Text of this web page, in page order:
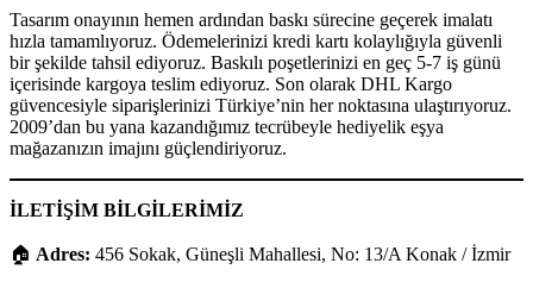
Tasarım onayının hemen ardından baskı sürecine geçerek imalatı
hızla tamamlıyoruz. Ödemelerinizi kredi kartı kolaylığıyla güvenli
bir şekilde tahsil ediyoruz. Baskılı poşetlerinizi en geç 5-7 iş günü
içerisinde kargoya teslim ediyoruz. Son olarak DHL Kargo
güvencesiyle siparişlerinizi Türkiye’nin her noktasına ulaştırıyoruz.
2009’dan bu yana kazandığımız tecrübeyle hediyelik eşya
mağazanızın imajını güçlendiriyoruz.
İLETİŞİM BİLGİLERİMİZ
🏠 Adres: 456 Sokak, Güneşli Mahallesi, No: 13/A Konak / İzmir